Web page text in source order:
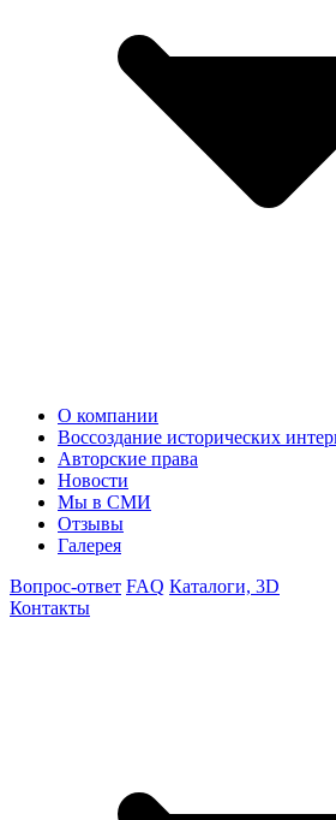
О компании
Воссоздание исторических
Авторские права
Новости
Мы в СМИ
Отзывы
Галерея
Вопрос-ответ FAQ Каталоги, 3D
Контакты